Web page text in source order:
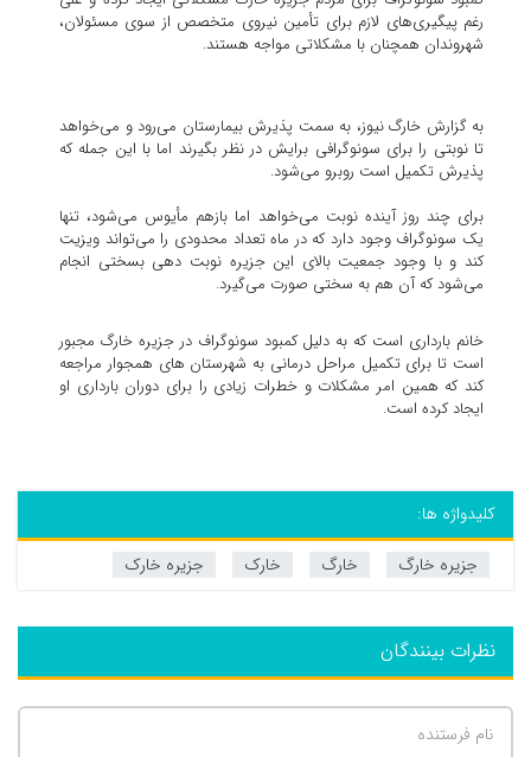
رغم پیگیری‌های لازم برای تأمین نیروی متخصص از سوی مسئولان،
شهروندان همچنان با مشکلاتی مواجه هستند.
به گزارش خارگ نیوز، به سمت پذیرش بیمارستان می‌رود و می‌خواهد
تا نوبتی را برای سونوگرافی برایش در نظر بگیرند اما با این جمله که
پذیرش تکمیل است روبرو می‌شود.
برای چند روز آینده نوبت می‌خواهد اما بازهم مأیوس می‌شود، تنها
یک سونوگراف وجود دارد که در ماه تعداد محدودی را می‌تواند ویزیت
کند و با وجود جمعیت بالای این جزیره نوبت دهی بسختی انجام
می‌شود که آن هم به سختی صورت می‌گیرد.
خانم بارداری است که به دلیل کمبود سونوگراف در جزیره خارگ مجبور
است تا برای تکمیل مراحل درمانی به شهرستان های همجوار مراجعه
کند که همین امر مشکلات و خطرات زیادی را برای دوران بارداری او
ایجاد کرده است.
کلیدواژه ها:
جزیره خارگ
خارگ خارک جزیره خارک
نظرات بینندگان